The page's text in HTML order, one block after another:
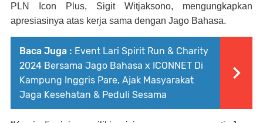
PLN Icon Plus, Sigit Witjaksono, mengungkapkan
apresiasinya atas kerja sama dengan Jago Bahasa.
Baca Juga : Event Lari Spirit Run & Charity
2024 Bersama Jago Bahasa x ICONNET Di
Kampung Inggris Pare, Ajak Masyarakat
Jaga Kesehatan & Peduli Sesama